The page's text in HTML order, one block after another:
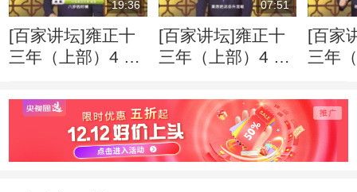
19:36
[百家讲坛]雍正十
三年（上部）4 雍
仕有为
07:51
[百家讲坛]雍正十
三年（上部）4 雍
年羹尧
[百家
三年
骗案